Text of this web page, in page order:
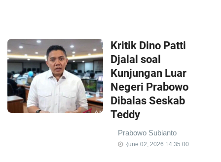
Kritik Dino Patti
Djalal soal
Kunjungan Luar
Negeri Prabowo
Dibalas Seskab
Teddy
Prabowo Subianto
{une 02, 2026 14:35:00